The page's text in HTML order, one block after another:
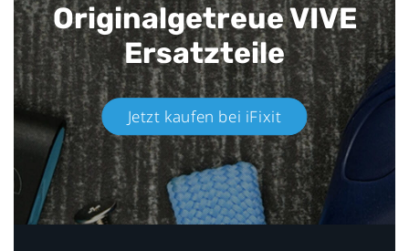
Originalgetreue VIVE
Ersatzteile
Jetzt kaufen bei iFixit​